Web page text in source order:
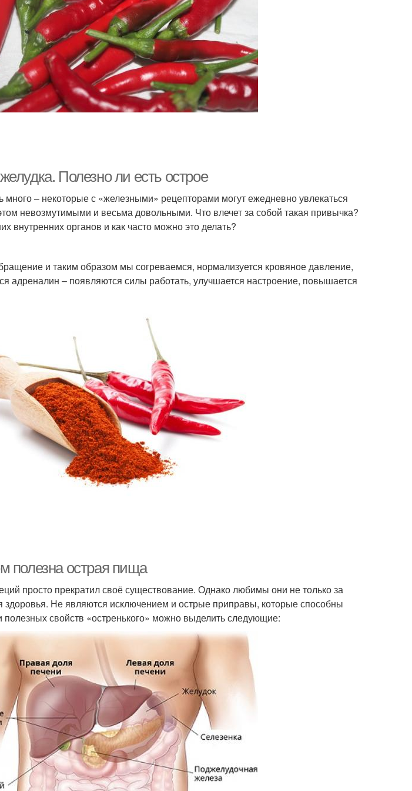
Полезно ли есть острое
много – некоторые с «железными» рецепторами могут ежедневно увлекаться
невозмутимыми и весьма довольными. Что влечет за собой такая привычка?
внутренних органов и как часто можно это делать?
и таким образом мы согреваемся, нормализуется кровяное давление,
адреналин – появляются силы работать, улучшается настроение, повышается
полезна острая пища
просто прекратил своё существование. Однако любимы они не только за
здоровья. Не являются исключением и острые приправы, которые способны
свойств «остренького» можно выделить следующие: